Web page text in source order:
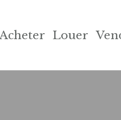
Acheter Louer